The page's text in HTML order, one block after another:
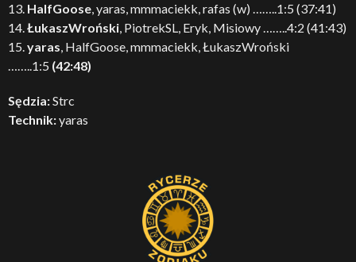
13. HalfGoose, yaras, mmmaciekk, rafas (w) ……..1:5 (37:41)
14.ŁukaszWroński, PiotrekSL, Eryk, Misiowy ……..4:2 (41:43)
15.yaras, HalfGoose, mmmaciekk, ŁukaszWroński
……..1:5 (42:48)
Sędzia:Strc
Technik:yaras